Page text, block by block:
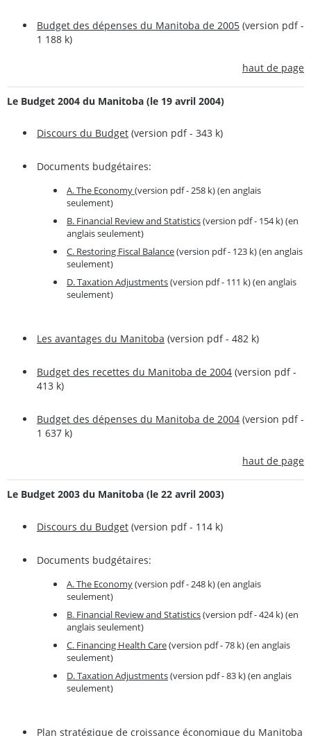
Budget des dépenses du Manitoba de 2005 (version pdf -
1 188 k)
haut de page
Le Budget 2004 du Manitoba (le 19 avril 2004)
Discours du Budget (version pdf - 343 k)
Documents budgétaires:
A. The Economy(version pdf - 258 k) (en anglais
seulement)
B. Financial Review and Statistics(version pdf - 154 k) (en
anglais seulement)
C. Restoring Fiscal Balance(version pdf - 123 k) (en anglais
seulement)
D. Taxation Adjustments(version pdf - 111 k) (en anglais
seulement)
Les avantages du Manitoba (version pdf - 482 k)
Budget des recettes du Manitoba de 2004 (version pdf -
413 k)
Budget des dépenses du Manitoba de 2004 (version pdf -
1 637 k)
haut de page
Le Budget 2003 du Manitoba (le 22 avril 2003)
Discours du Budget (version pdf - 114 k)
Documents budgétaires:
A. The Economy(version pdf - 248 k) (en anglais
seulement)
B. Financial Review and Statistics(version pdf - 424 k) (en
anglais seulement)
C. Financing Health Care(version pdf - 78 k) (en anglais
seulement)
D. Taxation Adjustments(version pdf - 83 k) (en anglais
seulement)
Plan stratégique de croissance économique du Manitoba